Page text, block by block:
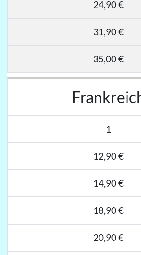
24,90 €
31,90 €
35,00 €
1
12,90 €
14,90 €
18,90 €
20,90 €